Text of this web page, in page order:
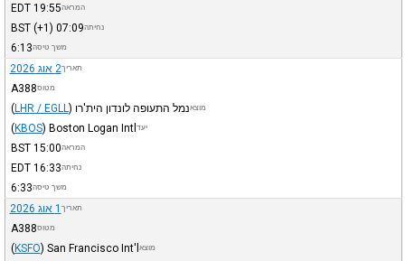
המראה19:55
EDT
נחיתה07:09
BST(+1)
משך טיסה6:13
תאריך2 אוג 2026
מטוסA388
מוצאנמל התעופה לונדון הית'רו (LHR / EGLL )
יעד Boston Logan Intl
(KBOS)
המראה15:00
BST
נחיתה16:33
EDT
משך טיסה6:33
תאריך 1 אוג 2026
מטוסA388
מוצא San Francisco Int'l
(KSFO)